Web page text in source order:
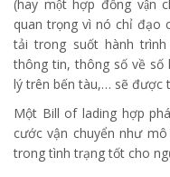
(hay một hợp đồng vận
quan trọng vì nó chỉ đạo
tải trong suốt hành
thông tin, thông số về số
lý trên bến tàu,… sẽ được
Một Bill of lading hợp
cước vận chuyển như
trong tình trạng tốt cho